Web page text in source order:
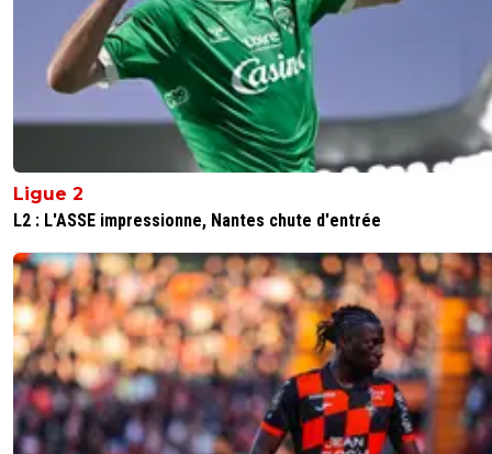
Ligue 2
L2 : L'ASSE impressionne, Nantes chute d'entrée